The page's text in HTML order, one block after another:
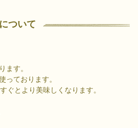
ついて
ます。
っております。
ぐとより美味しくなります。